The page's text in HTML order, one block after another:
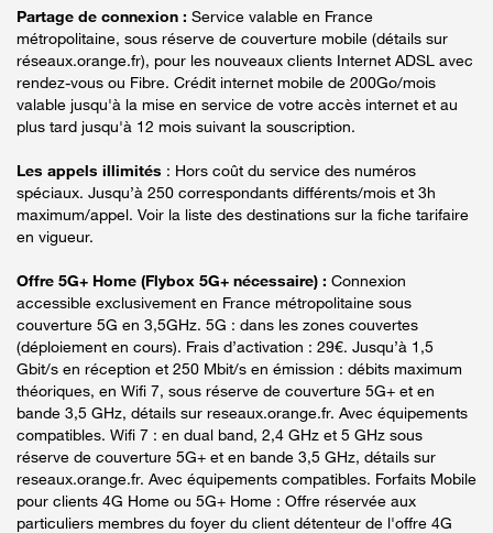
Partage de connexion : Service valable en France
métropolitaine, sous réserve de couverture mobile (détails sur
réseaux.orange.fr), pour les nouveaux clients Internet ADSL avec
rendez-vous ou Fibre. Crédit internet mobile de 200Go/mois
valable jusqu'à la mise en service de votre accès internet et au
plus tard jusqu'à 12 mois suivant la souscription.
Les appels illimités : Hors coût du service des numéros
spéciaux. Jusqu’à 250 correspondants différents/mois et 3h
maximum/appel. Voir la liste des destinations sur la fiche tarifaire
en vigueur.
Offre 5G+ Home (Flybox 5G+ nécessaire) : Connexion
accessible exclusivement en France métropolitaine sous
couverture 5G en 3,5GHz. 5G : dans les zones couvertes
(déploiement en cours). Frais d’activation : 29€. Jusqu’à 1,5
Gbit/s en réception et 250 Mbit/s en émission : débits maximum
théoriques, en Wifi 7, sous réserve de couverture 5G+ et en
bande 3,5 GHz, détails sur reseaux.orange.fr. Avec équipements
compatibles. Wifi 7 : en dual band, 2,4 GHz et 5 GHz sous
réserve de couverture 5G+ et en bande 3,5 GHz, détails sur
reseaux.orange.fr. Avec équipements compatibles. Forfaits Mobile
pour clients 4G Home ou 5G+ Home : Offre réservée aux
particuliers membres du foyer du client détenteur de l'offre 4G